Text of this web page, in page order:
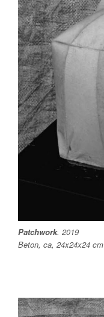
Patchwork. 2019
Beton, ca, 24x24x24 cm